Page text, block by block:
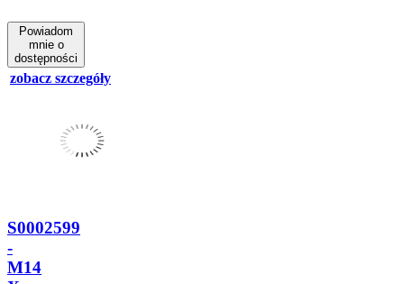
Powiadom
mnie o
dostępności
zobacz szczegóły
S0002599
-
M14